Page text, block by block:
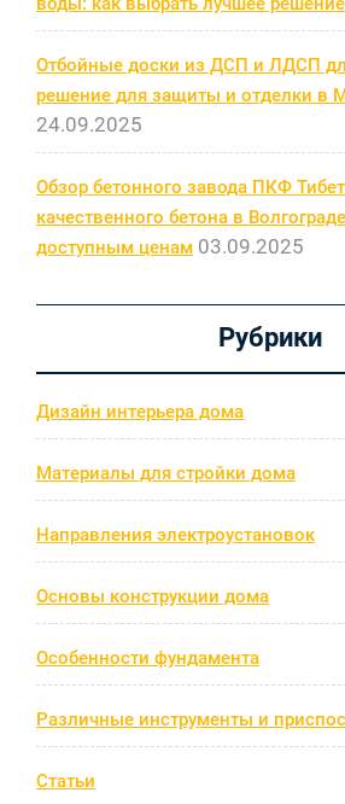
Отбойные доски из ДСП и ЛДСП
решение для защиты и отделки в
24.09.2025
Обзор бетонного завода ПКФ
качественного бетона в
доступным ценам 03.09.2025
Рубрики
Дизайн интерьера дома
Материалы для стройки дома
Направления электроустановок
Основы конструкции дома
Особенности фундамента
Различные инструменты и
Статьи